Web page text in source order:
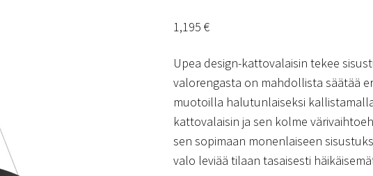
1,195€
Upea design-kattovalaisin tekee
valorengasta on mahdollista säätää
muotoilla halutunlaiseksi
kattovalaisin ja sen kolme
sen sopimaan monenlaiseen
valo leviää tilaan tasaisesti